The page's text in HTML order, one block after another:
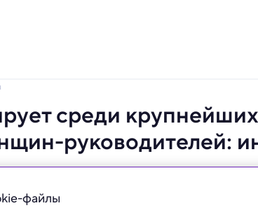
среди
руководителей:
всего треть руководящих
файлы